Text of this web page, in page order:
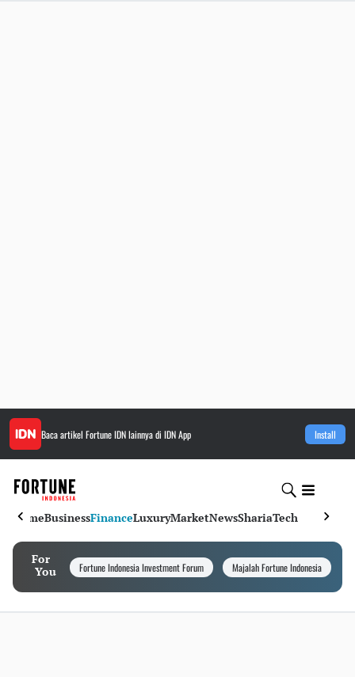
Baca artikel Fortune IDNlainnya di IDN App Install
HomeBusinessFinanceLuxuryMarketNewsShariaTech
For
You
Fortune Indonesia Investment Forum Majalah Fortune Indonesia